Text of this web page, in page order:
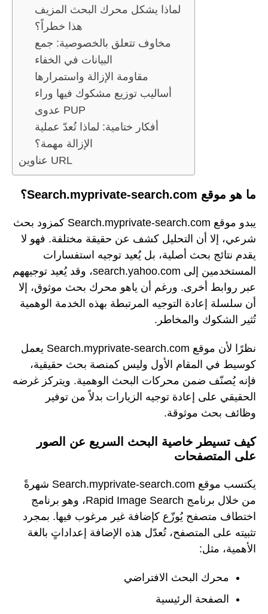
لماذا يشكل محرك البحث المزيف
هذا خطراً؟
مخاوف تتعلق بالخصوصية: جمع
البيانات في الخفاء
مقاومة الإزالة واستمرارها
أساليب توزيع مشكوك فيها وراء
عدوى PUP
أفكار ختامية: لماذا تُعدّ عملية
الإزالة مهمة؟
عناوين URL
ما هو موقع Search.myprivate-search.com؟
يبدو موقع Search.myprivate-search.com كمزود بحث
شرعي، إلا أن التحليل كشف عن حقيقة مختلفة. فهو لا
يقدم نتائج بحث أصلية، بل يُعيد توجيه استفسارات
المستخدمين إلى search.yahoo.com، وقد يُعيد توجيههم
عبر روابط أخرى. ورغم أن ياهو محرك بحث موثوق، إلا
أن سلسلة إعادة التوجيه المرتبطة بهذه الخدمة الوهمية
تُثير الشكوك والمخاطر.
نظرًا لأن موقع Search.myprivate-search.com يعمل
كوسيط في المقام الأول وليس كمنصة بحث حقيقية،
فإنه يُصنّف ضمن محركات البحث الوهمية. ويتركز غرضه
الحقيقي على إعادة توجيه الزيارات بدلاً من توفير
وظائف بحث موثوقة.
كيف تسيطر خاصية البحث السريع عن الصور
على المتصفحات
يكتسب موقع Search.myprivate-search.com شهرةً
من خلال برنامج Rapid Image Search، وهو برنامج
اختطاف متصفح يُوزّع كإضافة غير مرغوب فيها. بمجرد
تثبيته على المتصفح، تُعدّل هذه الإضافة إعداداتٍ بالغة
الأهمية، مثل:
محرك البحث الافتراضي
الصفحة الرئيسية